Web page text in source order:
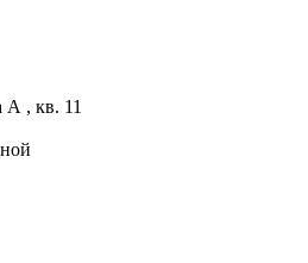
А , кв. 11